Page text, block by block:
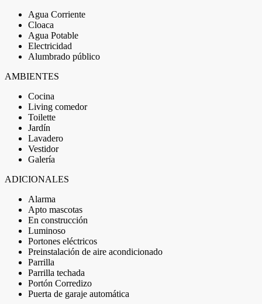
Agua Corriente
Cloaca
Agua Potable
Electricidad
Alumbrado público
AMBIENTES
Cocina
Living comedor
Toilette
Jardín
Lavadero
Vestidor
Galería
ADICIONALES
Alarma
Apto mascotas
En construcción
Luminoso
Portones eléctricos
Preinstalación de aire acondicionado
Parrilla
Parrilla techada
Portón Corredizo
Puerta de garaje automática